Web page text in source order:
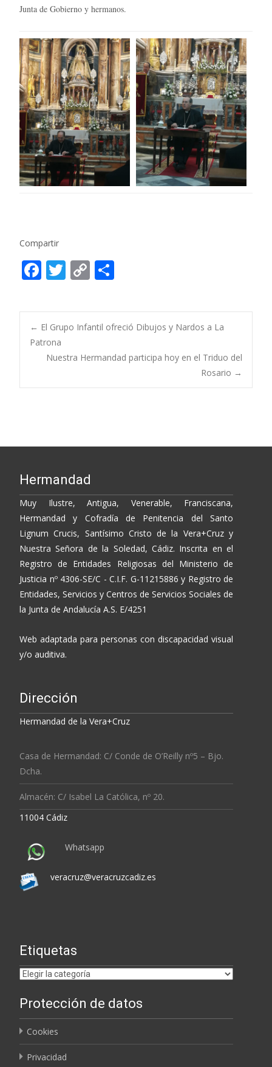
Junta de Gobierno y hermanos.
Compartir
F
e
b
o
o
k
T
itt
er
C
p
y
n
k
m
p
ar
ti
r
Post
navigation
← El Grupo Infantil ofreció Dibujos y Nardos a La
Patrona
Nuestra Hermandad participa hoy en el Triduo del
Rosario →
Hermandad
Muy Ilustre, Antigua, Venerable, Franciscana,
Hermandad y Cofradía de Penitencia del Santo
Lignum Crucis, Santísimo Cristo de la Vera+Cruz y
Nuestra Señora de la Soledad, Cádiz. Inscrita en el
Registro de Entidades Religiosas del Ministerio de
Justicia nº 4306-SE/C - C.I.F. G-11215886 y Registro de
Entidades, Servicios y Centros de Servicios Sociales de
la Junta de Andalucía A.S. E/4251
Web adaptada para personas con discapacidad visual
y/o auditiva.
Dirección
Hermandad de la Vera+Cruz
Casa de Hermandad: C/ Conde de O’Reilly nº5 – Bjo.
Dcha.
Almacén: C/ Isabel La Católica, nº 20.
11004 Cádiz
Whatsapp
veracruz@veracruzcadiz.es
Etiquetas
Etiquetas
Protección de datos
Cookies
Privacidad